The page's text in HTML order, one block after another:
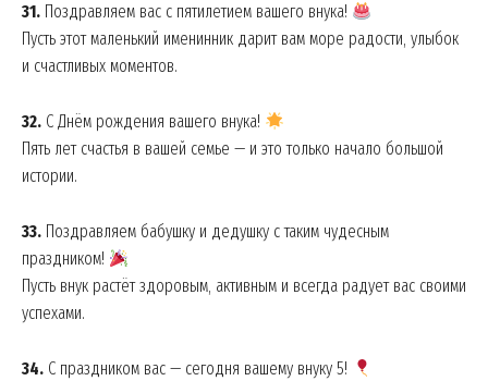
Company
Contact us
31. Поздравляем вас с пятилетием вашего внука!
Пусть этот маленький именинник дарит вам море радости, улыбок
и счастливых моментов.
32. С Днём рождения вашего внука!
Пять лет счастья в вашей семье — и это только начало большой
истории.
33. Поздравляем бабушку и дедушку с таким чудесным
праздником!
Пусть внук растёт здоровым, активным и всегда радует вас своими
успехами.
34. С праздником вас — сегодня вашему внуку 5!